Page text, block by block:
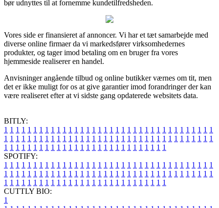
bør udnyttes til at fornemme kundetilfredsheden.
Vores side er finansieret af annoncer. Vi har et tæt samarbejde med
diverse online firmaer da vi markedsfører virksomhedernes
produkter, og tager imod betaling om en bruger fra vores
hjemmeside realiserer en handel.
Anvisninger angående tilbud og online butikker værnes om tit, men
det er ikke muligt for os at give garantier imod forandringer der kan
være realiseret efter at vi sidste gang opdaterede websitets data.
BITLY:
1 1 1 1 1 1 1 1 1 1 1 1 1 1 1 1 1 1 1 1 1 1 1 1 1 1 1 1 1 1 1 1 1 1 1 1
1 1 1 1 1 1 1 1 1 1 1 1 1 1 1 1 1 1 1 1 1 1 1 1 1 1 1 1 1 1 1 1 1 1 1 1
1 1 1 1 1 1 1 1 1 1 1 1 1 1 1 1 1 1 1 1 1 1 1 1 1 1 1 1
SPOTIFY:
1 1 1 1 1 1 1 1 1 1 1 1 1 1 1 1 1 1 1 1 1 1 1 1 1 1 1 1 1 1 1 1 1 1 1 1
1 1 1 1 1 1 1 1 1 1 1 1 1 1 1 1 1 1 1 1 1 1 1 1 1 1 1 1 1 1 1 1 1 1 1 1
1 1 1 1 1 1 1 1 1 1 1 1 1 1 1 1 1 1 1 1 1 1 1 1 1 1 1 1
CUTTLY BIO:
1